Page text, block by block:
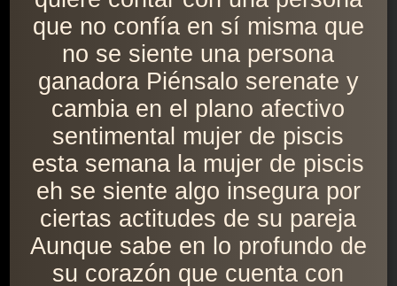
que no confía en sí misma que
no se siente una persona
ganadora Piénsalo serenate y
cambia en el plano afectivo
sentimental mujer de piscis
esta semana la mujer de piscis
eh se siente algo insegura por
ciertas actitudes de su pareja
Aunque sabe en lo profundo de
su corazón que cuenta con